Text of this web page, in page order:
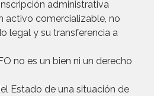
administrativa
activo comercializable, no
legal y su transferencia a
no es un bien ni un derecho
Estado de una situación de